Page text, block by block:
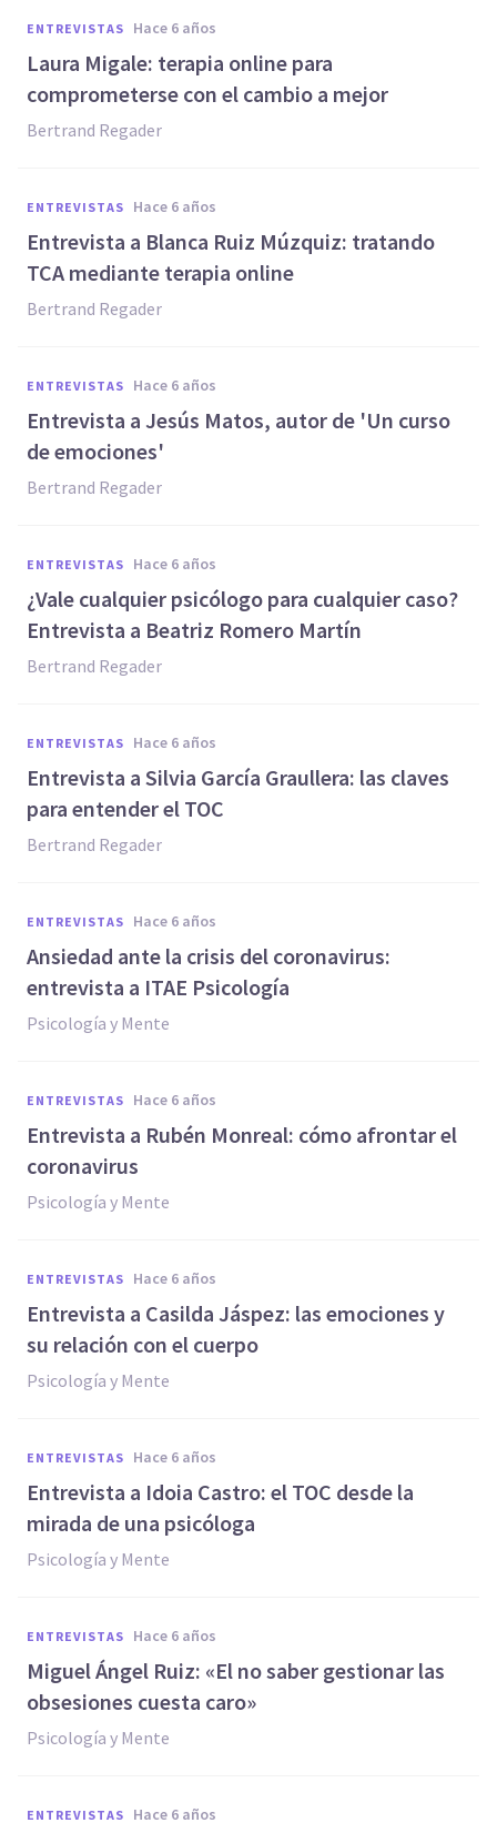
ENTREVISTAS hace 6 años
Laura Migale: terapia online para
comprometerse con el cambio a mejor
Bertrand Regader
ENTREVISTAS hace 6 años
Entrevista a Blanca Ruiz Múzquiz: tratando
TCA mediante terapia online
Bertrand Regader
ENTREVISTAS hace 6 años
Entrevista a Jesús Matos, autor de 'Un curso
de emociones'
Bertrand Regader
ENTREVISTAS hace 6 años
¿Vale cualquier psicólogo para cualquier caso?
Entrevista a Beatriz Romero Martín
Bertrand Regader
ENTREVISTAS hace 6 años
Entrevista a Silvia García Graullera: las claves
para entender el TOC
Bertrand Regader
ENTREVISTAS hace 6 años
Ansiedad ante la crisis del coronavirus:
entrevista a ITAE Psicología
Psicología y Mente
ENTREVISTAS hace 6 años
Entrevista a Rubén Monreal: cómo afrontar el
coronavirus
Psicología y Mente
ENTREVISTAS hace 6 años
Entrevista a Casilda Jáspez: las emociones y
su relación con el cuerpo
Psicología y Mente
ENTREVISTAS hace 6 años
Entrevista a Idoia Castro: el TOC desde la
mirada de una psicóloga
Psicología y Mente
ENTREVISTAS hace 6 años
Miguel Ángel Ruiz: «El no saber gestionar las
obsesiones cuesta caro»
Psicología y Mente
ENTREVISTAS hace 6 años